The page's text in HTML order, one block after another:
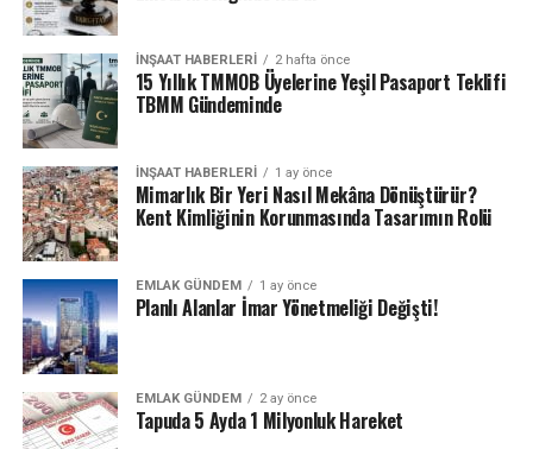
İNŞAAT HABERLERI 2 hafta önce
15 Yıllık TMMOB Üyelerine Yeşil Pasaport Teklifi
TBMM Gündeminde
İNŞAAT HABERLERI 1 ay önce
Mimarlık Bir Yeri Nasıl Mekâna Dönüştürür?
Kent Kimliğinin Korunmasında Tasarımın Rolü
EMLAK GÜNDEM 1 ay önce
Planlı Alanlar İmar Yönetmeliği Değişti!
EMLAK GÜNDEM 2 ay önce
Tapuda 5 Ayda 1 Milyonluk Hareket